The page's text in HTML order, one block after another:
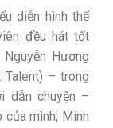
diễn hình thể
đều hát tốt
Hương
Talent) – trong
dẫn chuyện –
mình; Minh